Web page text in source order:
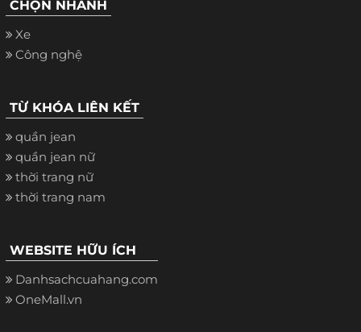
CHỌN NHANH
Xe
Công nghệ
TỪ KHÓA LIÊN KẾT
quần jean
quần jean nữ
thời trang nữ
thời trang nam
WEBSITE HỮU ÍCH
Danhsachcuahang.com
OneMall.vn